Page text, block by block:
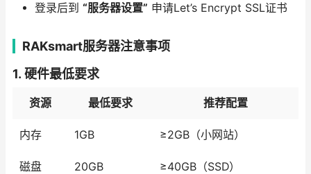
登录后到 “服务器设置” 申请Let’s Encrypt SSL证书
RAKsmart服务器注意事项
1. 硬件最低要求
资源 最低要求 推荐配置
内存 1GB ≥2GB（小网站）
磁盘 20GB ≥40GB（SSD）